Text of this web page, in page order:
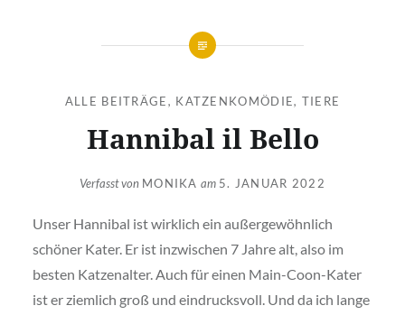
ALLE BEITRÄGE, KATZENKOMÖDIE, TIERE
Hannibal il Bello
Verfasst von MONIKA am 5. JANUAR 2022
Unser Hannibal ist wirklich ein außergewöhnlich
schöner Kater. Er ist inzwischen 7 Jahre alt, also im
besten Katzenalter. Auch für einen Main-Coon-Kater
ist er ziemlich groß und eindrucksvoll. Und da ich lange